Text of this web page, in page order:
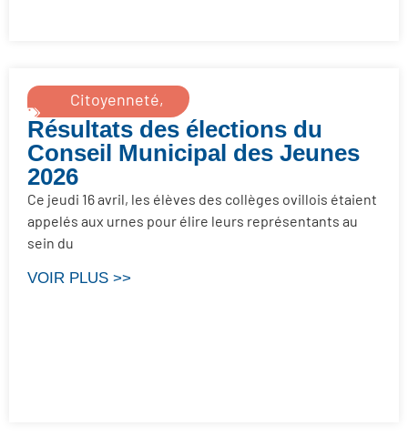
Citoyenneté,
Jeunesse
Résultats des élections du
Conseil Municipal des Jeunes
2026
Ce jeudi 16 avril, les élèves des collèges ovillois étaient
appelés aux urnes pour élire leurs représentants au
sein du
VOIR PLUS >>